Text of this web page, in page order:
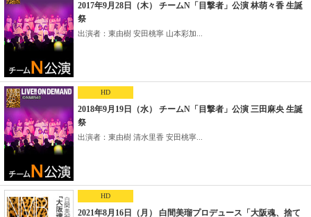
2017年9月28日（木） チームN「目撃者」公演 林萌々香 生誕
祭
出演者：東由樹 安田桃寧 山本彩加...
HD
2018年9月19日（水） チームN「目撃者」公演 三田麻央 生誕
祭
出演者：東由樹 清水里香 安田桃寧...
HD
2021年8月16日（月） 白間美瑠プロデュース「大阪魂、捨て